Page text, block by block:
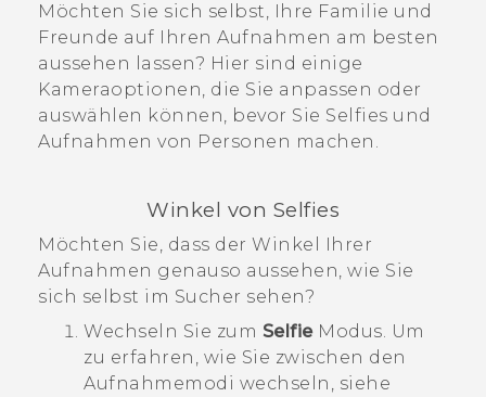
HTC-Geräte und Zubehör
Anmelden
Möchten Sie sich selbst, Ihre Familie und
Freunde auf Ihren Aufnahmen am besten
aussehen lassen? Hier sind einige
Kameraoptionen, die Sie anpassen oder
auswählen können, bevor Sie Selfies und
Aufnahmen von Personen machen.
Winkel von Selfies
Möchten Sie, dass der Winkel Ihrer
Aufnahmen genauso aussehen, wie Sie
sich selbst im Sucher sehen?
Wechseln Sie zum SelfieModus. Um
zu erfahren, wie Sie zwischen den
Aufnahmemodi wechseln, siehe